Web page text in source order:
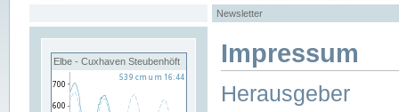
Newsletter
Elbe - Cuxhaven Steubenhöft Impressum
Herausgeber